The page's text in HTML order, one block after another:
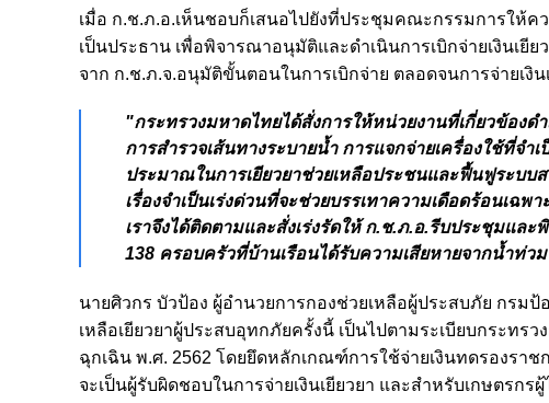
เมื่อ ก.ช.ภ.อ.เห็นชอบก็เสนอไปยังที่ประชุมคณะกรรมการให้ค
เป็นประธาน เพื่อพิจารณาอนุมัติและดำเนินการเบิกจ่ายเงินเ
จาก ก.ช.ภ.จ.อนุมัติขั้นตอนในการเบิกจ่าย ตลอดจนการจ่ายเงิ
"กระทรวงมหาดไทยได้สั่งการให้หน่วยงานที่เกี่ยวข้อง
การสำรวจเส้นทางระบายน้ำ การแจกจ่ายเครื่องใช้ที่จ
ประมาณในการเยียวยาช่วยเหลือประชนและฟื้นฟูระบบ
เรื่องจำเป็นเร่งด่วนที่จะช่วยบรรเทาความเดือดร้อนเ
เราจึงได้ติดตามและสั่งเร่งรัดให้ ก.ช.ภ.อ.รีบประชุมแล
138 ครอบครัวที่บ้านเรือนได้รับความเสียหายจากน้ำท่
นายศิวกร บัวป้อง ผู้อำนวยการกองช่วยเหลือผู้ประสบภัย กรม
เหลือเยียวยาผู้ประสบอุทกภัยครั้งนี้ เป็นไปตามระเบียบกระท
ฉุกเฉิน พ.ศ. 2562 โดยยึดหลักเกณฑ์การใช้จ่ายเงินทดรองรา
จะเป็นผู้รับผิดชอบในการจ่ายเงินเยียวยา และสำหรับเกษตร